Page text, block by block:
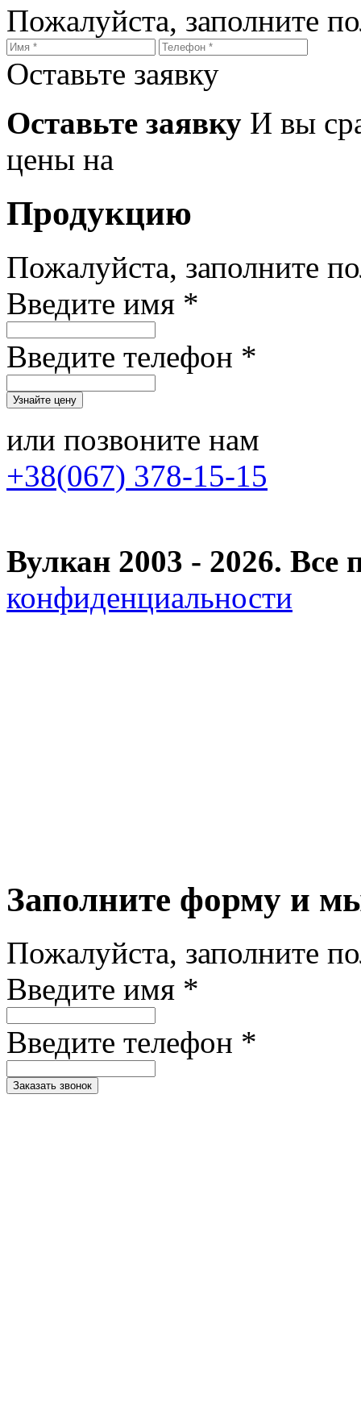
Пожалуйста, заполните
Оставьте заявку
Оставьте заявку И вы
цены на
Продукцию
Пожалуйста, заполните
Введите имя *
Введите телефон *
или позвоните нам
+38(067) 378-15-15
Вулкан 2003 - 2026.
конфиденциальности
Заполните форму и
Пожалуйста, заполните
Введите имя *
Введите телефон *